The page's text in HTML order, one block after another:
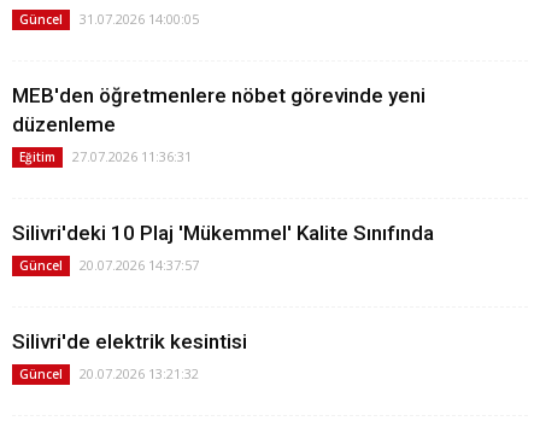
Güncel 31.07.2026 14:00:05
MEB'den öğretmenlere nöbet görevinde yeni
düzenleme
Eğitim 27.07.2026 11:36:31
Silivri'deki 10 Plaj 'Mükemmel' Kalite Sınıfında
Güncel 20.07.2026 14:37:57
Silivri'de elektrik kesintisi
Güncel 20.07.2026 13:21:32